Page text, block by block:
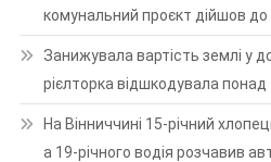
комунальний проєкт дійшов до
Занижувала вартість землі у
рієлторка відшкодувала понад
На Вінниччині 15-річний
а 19-річного водія розчавив